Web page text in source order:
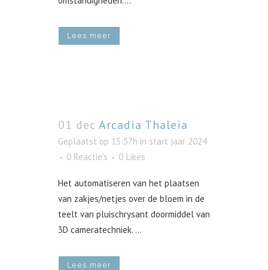
Lees meer
01 dec Arcadia Thaleia
Geplaatst op 15:57h in start jaar 2024
0 Reactie's
0 Likes
Het automatiseren van het plaatsen
van zakjes/netjes over de bloem in de
teelt van pluischrysant doormiddel van
3D cameratechniek. ...
Lees meer